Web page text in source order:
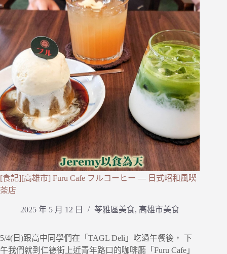
[食記][高雄市] Furu Cafe フルコーヒー — 日式昭和風喫
茶店
2025 年 5 月 12 日 苓雅區美食, 高雄市美食
5/4(日)跟高中同學們在「TAGL Deli」吃過午餐後， 下
午我們就到仁德街上近青年路口的咖啡廳「Furu Cafe」